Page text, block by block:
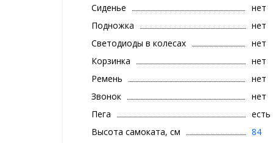
Сиденье
нет
Подножка
нет
Светодиоды в колесах
нет
Корзинка
нет
Ремень
нет
Звонок
нет
Пега
есть
Высота самоката, см
84